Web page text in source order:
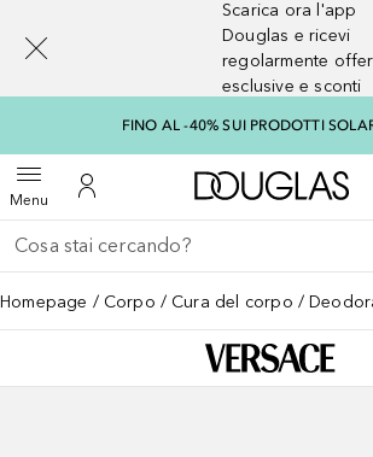
Scarica ora l'app
Douglas e ricevi
regolarmente
esclusive e sconti
FINO AL -40% SUI PRODOTTI
MenuApri menuAl Mio Account
A
Torna indietro
Esegui ricerca
Homepage Corpo Cura del corpo
[navigation.slideout.screenreader]